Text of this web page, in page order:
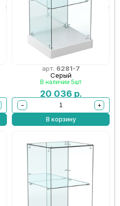
арт. 6281-7
Серый
В наличии 5шт
20 036 р.
−
+
В корзину